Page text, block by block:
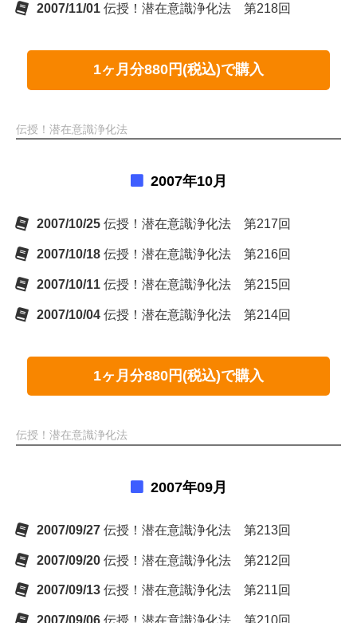
2007/11/01 伝授！潜在意識浄化法 第218回
1ヶ月分880円(税込)で購入
伝授！潜在意識浄化法
2007年10月
2007/10/25 伝授！潜在意識浄化法 第217回
2007/10/18 伝授！潜在意識浄化法 第216回
2007/10/11 伝授！潜在意識浄化法 第215回
2007/10/04 伝授！潜在意識浄化法 第214回
1ヶ月分880円(税込)で購入
伝授！潜在意識浄化法
2007年09月
2007/09/27 伝授！潜在意識浄化法 第213回
2007/09/20 伝授！潜在意識浄化法 第212回
2007/09/13 伝授！潜在意識浄化法 第211回